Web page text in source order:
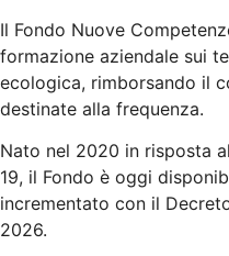
Il Fondo Nuove
formazione aziendale sui
ecologica, rimborsando il
destinate alla frequenza.
Nato nel 2020 in risposta
19, il Fondo è oggi
incrementato con il
2026.